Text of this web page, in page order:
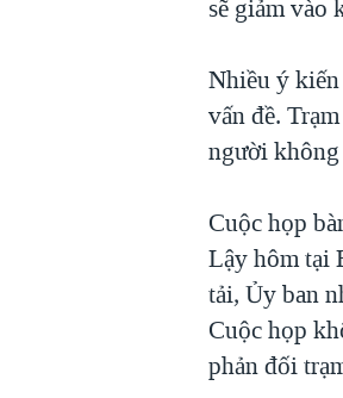
sẽ giảm vào
Nhiều ý
vấn đề.
người
Cuộc họp
Lậy hôm tại
tải, Ủy ban
Cuộc họp
phản đối